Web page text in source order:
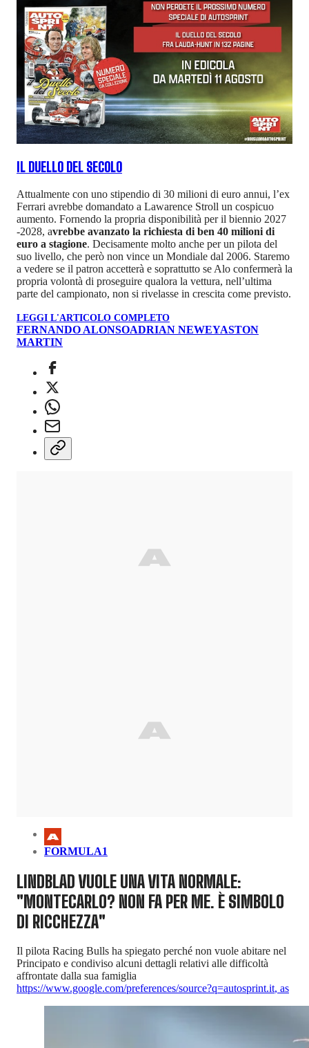
IL DUELLO DEL SECOLO
Attualmente con uno stipendio di 30 milioni di euro annui, l’ex
Ferrari avrebbe domandato a Lawarence Stroll un cospicuo
aumento. Fornendo la propria disponibilità per il biennio 2027
-2028, avrebbe avanzato la richiesta di ben 40 milioni di
euro a stagione. Decisamente molto anche per un pilota del
suo livello, che però non vince un Mondiale dal 2006. Staremo
a vedere se il patron accetterà e soprattutto se Alo confermerà la
propria volontà di proseguire qualora la vettura, nell’ultima
parte del campionato, non si rivelasse in crescita come previsto.
LEGGI L'ARTICOLO COMPLETO
FERNANDO ALONSOADRIAN NEWEYASTON
MARTIN
FORMULA1
LINDBLAD VUOLE UNA VITA NORMALE:
"MONTECARLO? NON FA PER ME. È SIMBOLO
DI RICCHEZZA"
Il pilota Racing Bulls ha spiegato perché non vuole abitare nel
Principato e condiviso alcuni dettagli relativi alle difficoltà
affrontate dalla sua famiglia
https://www.google.com/preferences/source?q=autosprint.it, as